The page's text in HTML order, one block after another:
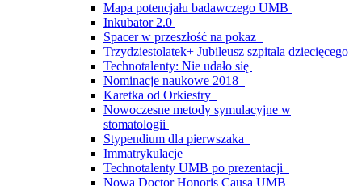
Mapa potencjału badawczego UMB
Inkubator 2.0
Spacer w przeszłość na pokaz
Trzydziestolatek+ Jubileusz szpitala dziecięcego
Technotalenty: Nie udało się
Nominacje naukowe 2018
Karetka od Orkiestry
Nowoczesne metody symulacyjne w
stomatologii
Stypendium dla pierwszaka
Immatrykulacje
Technotalenty UMB po prezentacji
Nowa Doctor Honoris Causa UMB